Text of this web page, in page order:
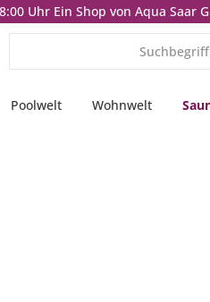
Uhr Ein Shop von Aqua Saar
Poolwelt Wohnwelt